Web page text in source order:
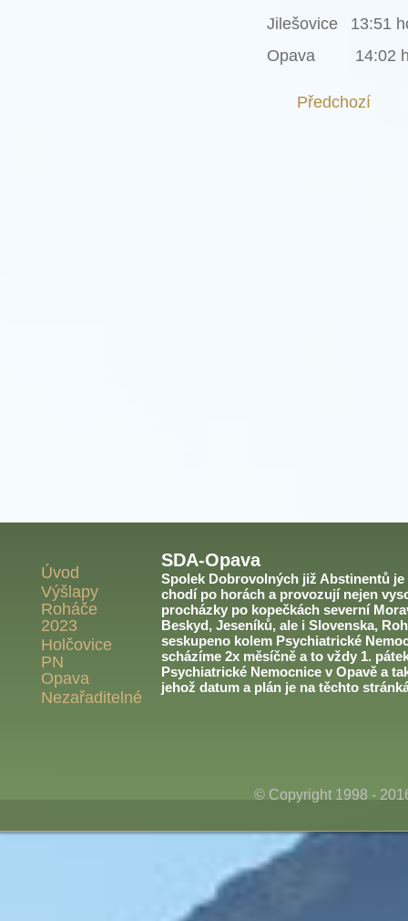
Jilešovice
13:51
Opava
14:02
Předchozí
Úvod
Výšlapy
Roháče
2023
Holčovice
PN
Opava
Nezařaditelné
SDA-Opava
Spolek Dobrovolných již Abstinentů
chodí po horách a provozují nejen
procházky po kopečkách severní
Beskyd, Jeseníků, ale i Slovenska,
seskupeno kolem Psychiatrické
scházíme 2x měsíčně a to vždy 1.
Psychiatrické Nemocnice v Opavě a
jehož datum a plán je na těchto
© Copyright 1998 -